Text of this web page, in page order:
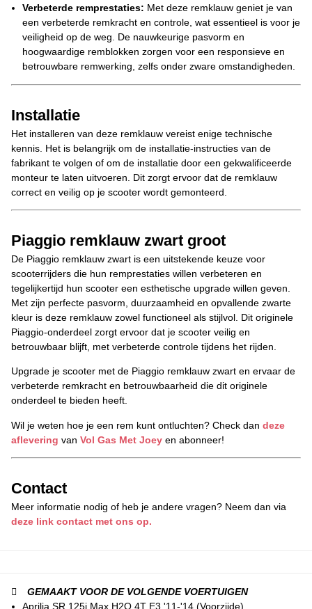
Verbeterde remprestaties: Met deze remklauw geniet je van
een verbeterde remkracht en controle, wat essentieel is voor je
veiligheid op de weg. De nauwkeurige pasvorm en
hoogwaardige remblokken zorgen voor een responsieve en
betrouwbare remwerking, zelfs onder zware omstandigheden.
Installatie
Het installeren van deze remklauw vereist enige technische
kennis. Het is belangrijk om de installatie-instructies van de
fabrikant te volgen of om de installatie door een gekwalificeerde
monteur te laten uitvoeren. Dit zorgt ervoor dat de remklauw
correct en veilig op je scooter wordt gemonteerd.
Piaggio remklauw zwart groot
De Piaggio remklauw zwart is een uitstekende keuze voor
scooterrijders die hun remprestaties willen verbeteren en
tegelijkertijd hun scooter een esthetische upgrade willen geven.
Met zijn perfecte pasvorm, duurzaamheid en opvallende zwarte
kleur is deze remklauw zowel functioneel als stijlvol. Dit originele
Piaggio-onderdeel zorgt ervoor dat je scooter veilig en
betrouwbaar blijft, met verbeterde controle tijdens het rijden.
Upgrade je scooter met de Piaggio remklauw zwart en ervaar de
verbeterde remkracht en betrouwbaarheid die dit originele
onderdeel te bieden heeft.
Wil je weten hoe je een rem kunt ontluchten? Check dan deze
aflevering van Vol Gas Met Joey en abonneer!
Contact
Meer informatie nodig of heb je andere vragen? Neem dan via
deze link contact met ons op.
GEMAAKT VOOR DE VOLGENDE VOERTUIGEN
Aprilia SR 125i Max H2O 4T E3 '11-'14 (Voorzijde)